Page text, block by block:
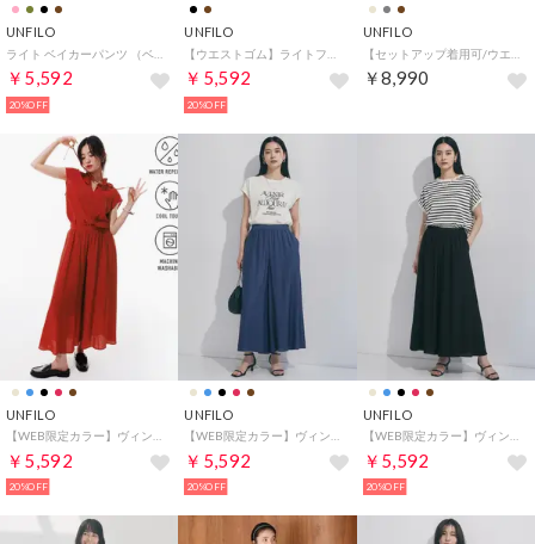
UNFILO
￥5,592
20%OFF
UNFILO
￥5,592
20%OFF
UNFILO
￥8,990
UNFILO
￥5,592
20%OFF
UNFILO
￥5,592
20%OFF
UNFILO
￥5,592
20%OFF